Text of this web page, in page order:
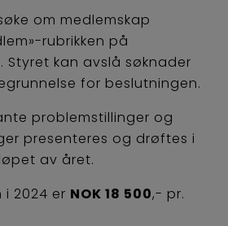
om medlemskap
rubrikken på
Styret kan avslå søknader
for beslutningen.
problemstillinger og
presenteres og drøftes i
av året.
2024 er NOK 18 500,- pr.